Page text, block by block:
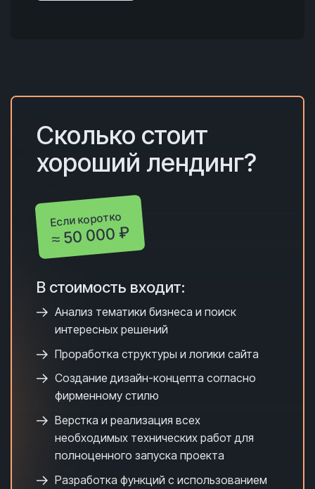
Сколько стоит
хороший лендинг?
Если коротко
≈ 50 000 ₽
В стоимость входит:
Анализ тематики бизнеса и поиск
интересных решений
Проработка структуры и логики сайта
Создание дизайн-концепта согласно
фирменному стилю
Верстка и реализация всех
необходимых технических работ для
полноценного запуска проекта
Разработка функций с использованием